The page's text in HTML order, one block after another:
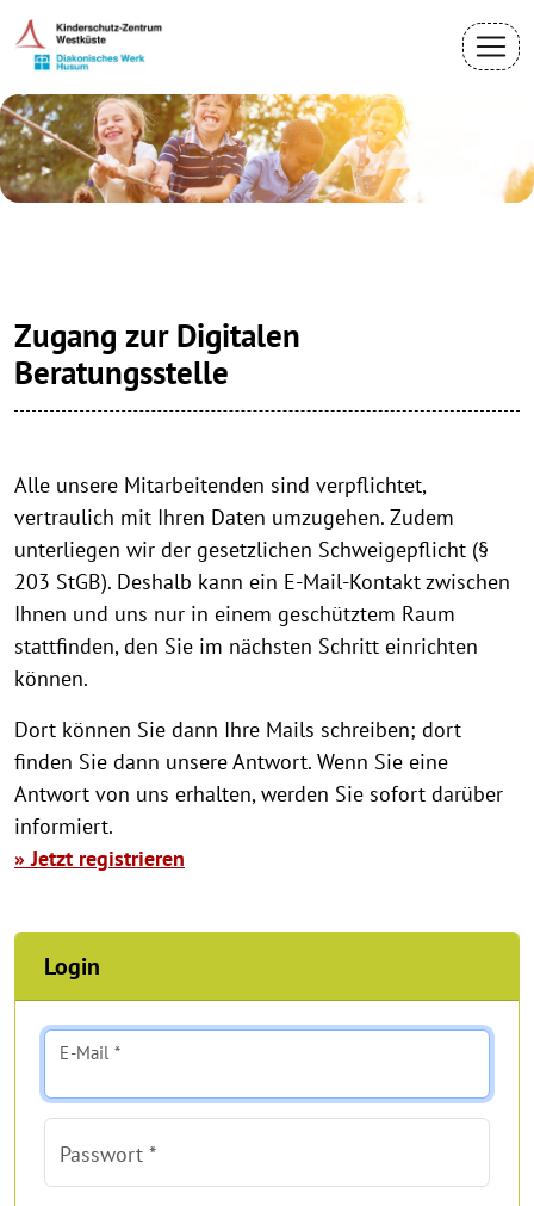
Zugang zur Digitalen
Beratungsstelle
Alle unsere Mitarbeitenden sind verpflichtet,
vertraulich mit Ihren Daten umzugehen. Zudem
unterliegen wir der gesetzlichen Schweigepflicht (§
203 StGB). Deshalb kann ein E-Mail-Kontakt zwischen
Ihnen und uns nur in einem geschütztem Raum
stattfinden, den Sie im nächsten Schritt einrichten
können.
Dort können Sie dann Ihre Mails schreiben; dort
finden Sie dann unsere Antwort. Wenn Sie eine
Antwort von uns erhalten, werden Sie sofort darüber
informiert.
» Jetzt registrieren
Login
E-Mail *
Passwort *